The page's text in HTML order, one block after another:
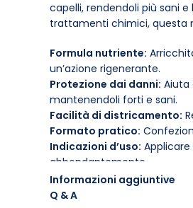
capelli, rendendoli più sani
trattamenti chimici, questa
Formula nutriente:
un’azione rigenerante.
Protezione dai danni: Aiuta
mantenendoli forti e sani.
Facilità di districamento:
Formato pratico:
Indicazioni d’uso:
abbondantemente.
Compatibilità:Adatta a
Conservazione:
Informazioni aggiuntive
Q & A